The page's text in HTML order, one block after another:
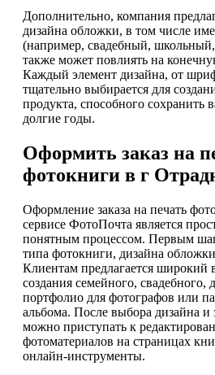
Дополнительно, компания
дизайна обложки, в том числе
(например, свадебный,
также может повлиять на
Каждый элемент дизайна, от
тщательно выбирается для
продукта, способного сохранить
долгие годы.
Оформить заказ на
фотокниги в г
Оформление заказа на печать
сервисе ФотоПочта является
понятным процессом. Первым
типа фотокниги, дизайна
Клиентам предлагается широкий
создания семейного, свадебного,
портфолио для фотографов или
альбома. После выбора дизайна и
можно приступать к
фотоматериалов на страницах
онлайн-инструменты.